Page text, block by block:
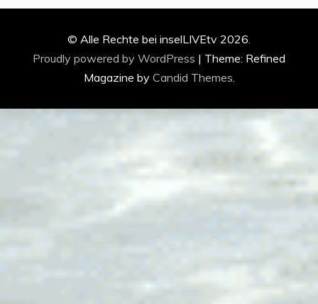
© Alle Rechte bei inselLIVEtv 2026.
Proudly powered by WordPress | Theme: Refined
Magazine by Candid Themes